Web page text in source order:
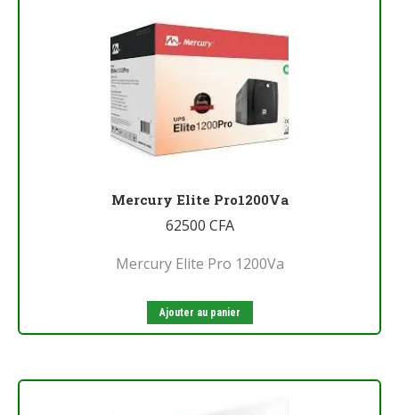
Mercury Elite Pro1200Va
62500 CFA
Mercury Elite Pro 1200Va
Ajouter au panier